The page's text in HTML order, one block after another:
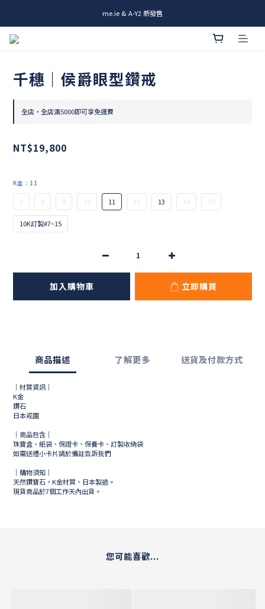
me.ie & A-Y2 新發售
me.ie & A-Y2 新發售
千穗｜侯爵眼型鑽戒
全店，全店滿5000即可享免運費
NT$19,800
K金 : 11
7 8 9 10 11 12 13 14 15
10K訂製#7~15
加入購物車 立即購買
商品描述 了解更多 送貨及付款方式
｜材質資訊｜
K金
鑽石
日本戒圍
｜商品包含｜
珠寶盒、紙袋、保證卡、保養卡、訂製收納袋
如需送禮小卡片請於備註告訴我們
｜購物須知｜
天然鑽寶石，K金材質、日本製造。
現貨商品於7個工作天內出貨。
您可能喜歡...